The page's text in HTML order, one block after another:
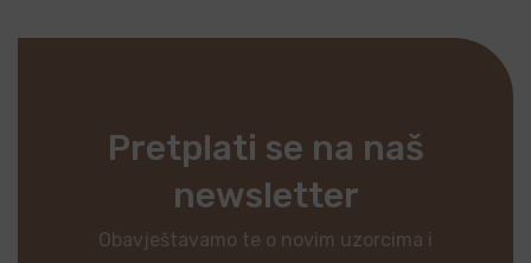
Pretplati se na naš
newsletter
Obavještavamo te o novim uzorcima i